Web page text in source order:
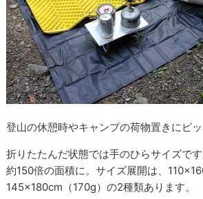
登山の休憩時やキャンプの荷物置きにピッ
折りたたんだ状態では手のひらサイズで
約150倍の面積に。サイズ展開は、
145×180cm（170g）の2種類あります。